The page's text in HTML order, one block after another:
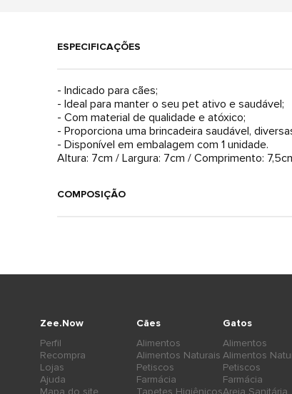
ESPECIFICAÇÕES
- Indicado para cães;
- Ideal para manter o seu pet ativo e saudável;
- Com material de qualidade e atóxico;
- Proporciona uma brincadeira saudável,
- Disponível em embalagem com 1 unidade.
Altura: 7cm / Largura: 7cm / Comprimento:
COMPOSIÇÃO
Cães
Alimentos
Alimentos Naturais
Petiscos
Farmácia
Tapetes Higiênicos
Gatos
Alimentos
Alimentos
Petiscos
Farmácia
Areia Sanitária
Zee.Now
Perfil
Recompra
Lojas
Ajuda
Mapa do site